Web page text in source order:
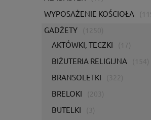
WYPOSAŻENIE KOŚCIOŁA
GADŻETY
AKTÓWKI, TECZKI
BIŻUTERIA RELIGIJNA
BRANSOLETKI
BRELOKI
BUTELKI